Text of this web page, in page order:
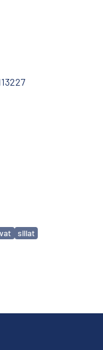
sillat